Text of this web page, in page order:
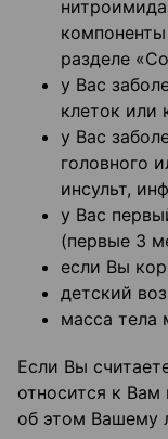
разделе
у Вас
клеток или
у Вас
головного
инсульт,
у Вас
(первые 3
если Вы
детский
масса тела
Если Вы
относится к
об этом Вашему